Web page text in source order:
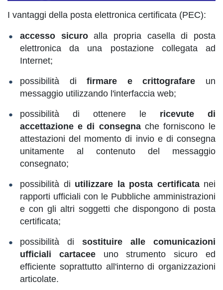
I vantaggi della posta elettronica certificata (PEC):
accesso sicuroalla propria casella di posta
elettronica da una postazione collegata ad
Internet;
possibilità difirmare e crittografare un
messaggio utilizzando l'interfaccia web;
possibilità di ottenere le ricevute di
accettazione e di consegnache forniscono le
attestazioni del momento di invio e di consegna
unitamente al contenuto del messaggio
consegnato;
possibilità di utilizzare la posta certificatanei
rapporti ufficiali con le Pubbliche amministrazioni
e con gli altri soggetti che dispongono di posta
certificata;
possibilità di sostituire alle comunicazioni
ufficiali cartaceeuno strumento sicuro ed
efficiente soprattutto all'interno di organizzazioni
articolate.